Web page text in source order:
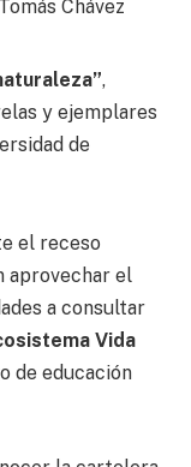
Chávez
,
y ejemplares
de
el receso
aprovechar el
a consultar
Vida
de educación